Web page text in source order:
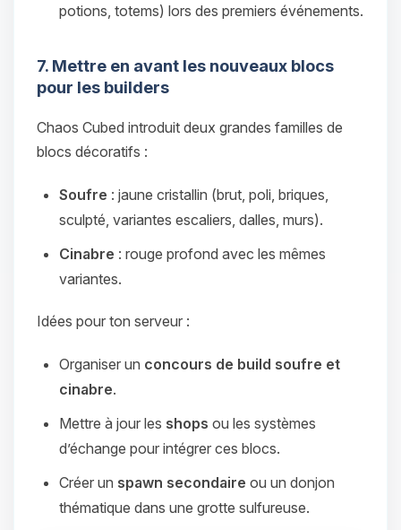
potions, totems) lors des premiers événements.
7. Mettre en avant les nouveaux blocs
pour les builders
Chaos Cubed introduit deux grandes familles de
blocs décoratifs :
Soufre : jaune cristallin (brut, poli, briques,
sculpté, variantes escaliers, dalles, murs).
Cinabre : rouge profond avec les mêmes
variantes.
Idées pour ton serveur :
Organiser un concours de build soufre et
cinabre.
Mettre à jour les shops ou les systèmes
d’échange pour intégrer ces blocs.
Créer un spawn secondaire ou un donjon
thématique dans une grotte sulfureuse.